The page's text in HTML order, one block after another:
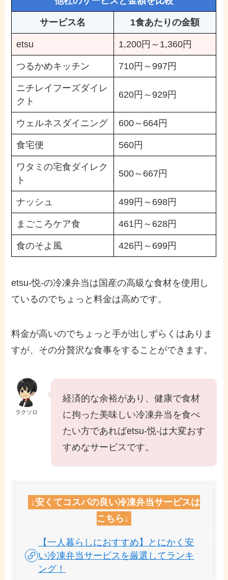
サービス名 1食あたりの金額
etsu 1,200円～1,360円
つるかめキッチン 710円～997円
ニチレイフーズダイレ
クト
620円～929円
ウェルネスダイニング 600～664円
食宅便 560円
ワタミの宅食ダイレク
ト
500～667円
ナッシュ 499円～698円
まごころケア食 461円～628円
食のそよ風 426円～699円
etsu-悦-の冷凍弁当は国産の高級な食材を使用し
ているのでちょっと料金は高めです。
料金が高いのでちょっと手が出しずらくはありま
すが、その分贅沢な食事をすることができます。
ラクソロ
経済的な余裕があり、健康で食材
に拘った美味しい冷凍弁当を食べ
たい方であればetsu-悦-は大変おす
すめなサービスです。
↓安くてコスパの良い冷凍弁当サービスは
こちら↓
【一人暮らしにおすすめ】とにかく安
い冷凍弁当サービスを厳選してランキ
ング！